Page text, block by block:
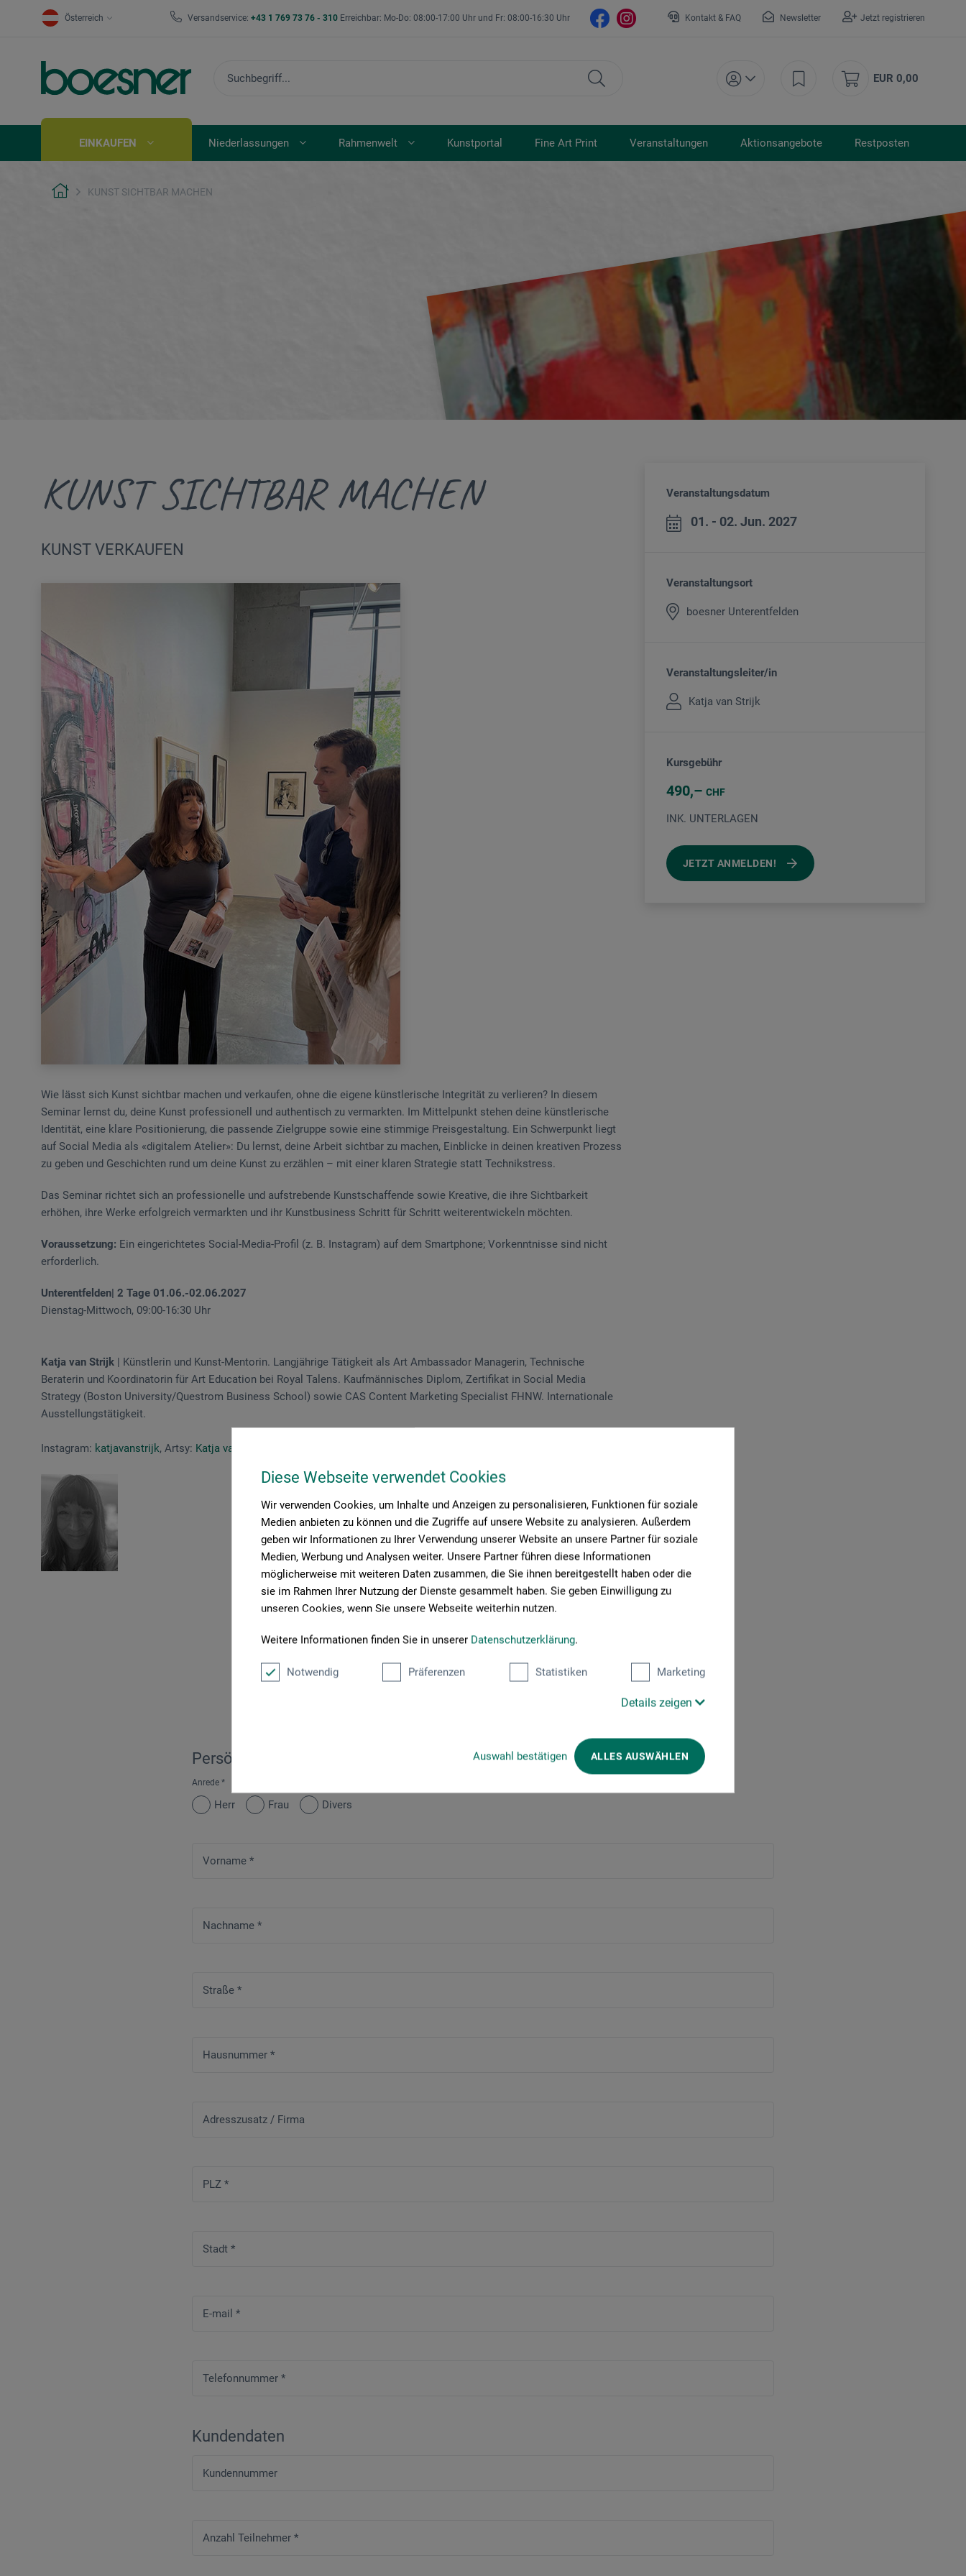
Diese Webseite verwendet Cookies
Wir verwenden Cookies, um Inhalte und Anzeigen zu personalisieren, Funktionen für soziale
Medien anbieten zu können und die Zugriffe auf unsere Website zu analysieren. Außerdem
geben wir Informationen zu Ihrer Verwendung unserer Website an unsere Partner für soziale
Medien, Werbung und Analysen weiter. Unsere Partner führen diese Informationen
möglicherweise mit weiteren Daten zusammen, die Sie ihnen bereitgestellt haben oder die
sie im Rahmen Ihrer Nutzung der Dienste gesammelt haben. Sie geben Einwilligung zu
unseren Cookies, wenn Sie unsere Webseite weiterhin nutzen.
Weitere Informationen finden Sie in unserer Datenschutzerklärung.
Notwendig Präferenzen Statistiken Marketing
Details zeigen
Auswahl bestätigen ALLES AUSWÄHLEN
Österreich Versandservice: +43 1 769 73 76 - 310 Erreichbar: Mo-Do: 08:00-17:00 Uhr und Fr: 08:00-16:30 Uhr Kontakt & FAQ Newsletter Jetzt registrieren
EUR 0,00
EINKAUFEN Niederlassungen Rahmenwelt Kunstportal Fine Art Print Veranstaltungen Aktionsangebote Restposten
KUNST SICHTBAR MACHEN
KUNST SICHTBAR MACHEN
KUNST VERKAUFEN
Wie lässt sich Kunst sichtbar machen und verkaufen, ohne die eigene künstlerische Integrität zu verlieren? In diesem
Seminar lernst du, deine Kunst professionell und authentisch zu vermarkten. Im Mittelpunkt stehen deine künstlerische
Identität, eine klare Positionierung, die passende Zielgruppe sowie eine stimmige Preisgestaltung. Ein Schwerpunkt liegt
auf Social Media als «digitalem Atelier»: Du lernst, deine Arbeit sichtbar zu machen, Einblicke in deinen kreativen Prozess
zu geben und Geschichten rund um deine Kunst zu erzählen – mit einer klaren Strategie statt Technikstress.
Das Seminar richtet sich an professionelle und aufstrebende Kunstschaffende sowie Kreative, die ihre Sichtbarkeit
erhöhen, ihre Werke erfolgreich vermarkten und ihr Kunstbusiness Schritt für Schritt weiterentwickeln möchten.
Voraussetzung: Ein eingerichtetes Social-Media-Profil (z. B. Instagram) auf dem Smartphone; Vorkenntnisse sind nicht
erforderlich.
Unterentfelden| 2 Tage 01.06.-02.06.2027
Dienstag-Mittwoch, 09:00-16:30 Uhr
Katja van Strijk | Künstlerin und Kunst-Mentorin. Langjährige Tätigkeit als Art Ambassador Managerin, Technische
Beraterin und Koordinatorin für Art Education bei Royal Talens. Kaufmännisches Diplom, Zertifikat in Social Media
Strategy (Boston University/Questrom Business School) sowie CAS Content Marketing Specialist FHNW. Internationale
Ausstellungstätigkeit.
Instagram: katjavanstrijk, Artsy: Katja van Strijk
Veranstaltungsdatum
01. - 02. Jun. 2027
Veranstaltungsort
boesner Unterentfelden
Veranstaltungsleiter/in
Katja van Strijk
Kursgebühr
490 CHF
INK. UNTERLAGEN
JETZT ANMELDEN!
Persönliche Daten
Anrede *
Herr Frau Divers
Vorname *
Nachname *
Straße *
Hausnummer *
Adresszusatz / Firma
PLZ *
Stadt *
E-mail *
Telefonnummer *
Kundendaten
Kundennummer
Anzahl Teilnehmer *